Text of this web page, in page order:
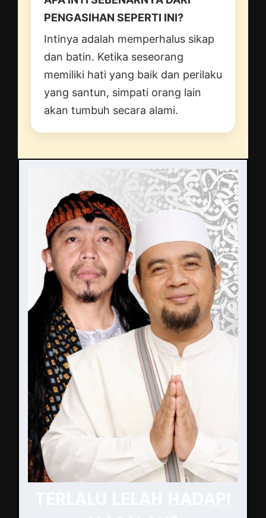
PENGASIHAN SEPERTI INI?
Intinya adalah memperhalus sikap
dan batin. Ketika seseorang
memiliki hati yang baik dan perilaku
yang santun, simpati orang lain
akan tumbuh secara alami.